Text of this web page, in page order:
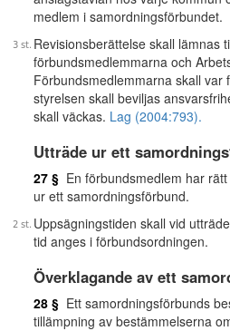
medlem i samordningsförbundet.
Revisionsberättelse skall lämnas
förbundsmedlemmarna och
Förbundsmedlemmarna skall var
styrelsen skall beviljas
skall väckas. Lag (2004:793).
Utträde ur ett
27 § En förbundsmedlem har
ur ett samordningsförbund.
Uppsägningstiden skall vid
tid anges i förbundsordningen.
Överklagande av ett
28 § Ett samordningsförbunds
tillämpning av bestämmelserna